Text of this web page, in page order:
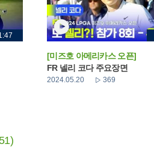
[미즈호 아메리카스 오픈]
FR 넬리 코다 주요장면
2024.05.20 369